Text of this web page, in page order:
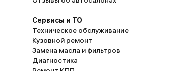
Сервисы и ТО
Техническое обслуживание
Кузовной ремонт
Замена масла и фильтров
Диагностика